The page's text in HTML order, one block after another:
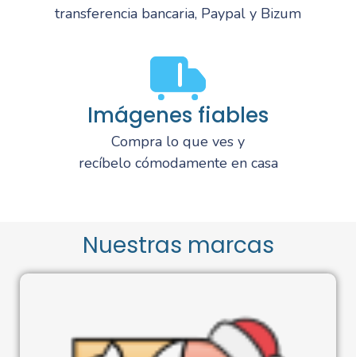
transferencia bancaria, Paypal y Bizum
Imágenes fiables
Compra lo que ves y
recíbelo cómodamente en casa
Nuestras marcas